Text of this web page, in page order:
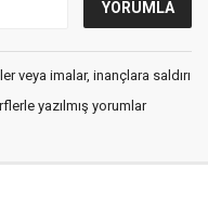
veya imalar, inançlara saldırı
yazılmış yorumlar